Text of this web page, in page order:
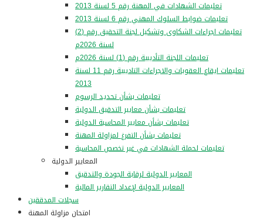
تعليمات الشهادات في المهنة رقم 5 لسنة 2013
تعليمات ضوابط السلوك المهني رقم 6 لسنة 2013
تعليمات اجراءات الشكاوى وتشكيل لجنة التحقيق رقم (2)
لسنة 2026م
تعليمات اللجنة التأديبية رقم (1) لسنة 2026م
تعليمات ايقاع العقوبات والاجراءات التاديبية رقم 11 لسنة
2013
تعليمات بشأن تحديد الرسوم
تعليمات بشأن معايير التدقيق الدولية
تعليمات بشأن معايير المحاسبة الدولية
تعليمات بشأن التفرغ لمزاولة المهنة
تعليمات لحملة الشهادات في غير تخصص المحاسبة
المعايير الدولية
المعايير الدولية لرقابة الجودة والتدقيق
المعايير الدولية لإعداد التقارير المالية
سجلات المدققين
امتحان مزاولة المهنة